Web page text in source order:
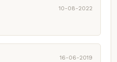
10-08-2022
16-06-2019